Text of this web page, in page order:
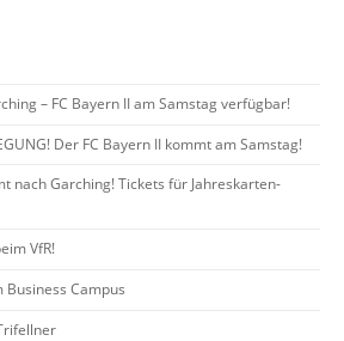
– FC Bayern II am Samstag verfügbar!
Der FC Bayern II kommt am Samstag!
nach Garching! Tickets für Jahreskarten-
VfR!
Campus